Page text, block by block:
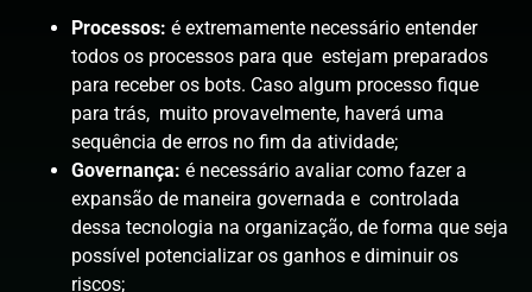
Processos: é extremamente necessário entender
todos os processos para que estejam preparados
para receber os bots. Caso algum processo fique
para trás, muito provavelmente, haverá uma
sequência de erros no fim da atividade;
Governança: é necessário avaliar como fazer a
expansão de maneira governada e controlada
dessa tecnologia na organização, de forma que seja
possível potencializar os ganhos e diminuir os
riscos;